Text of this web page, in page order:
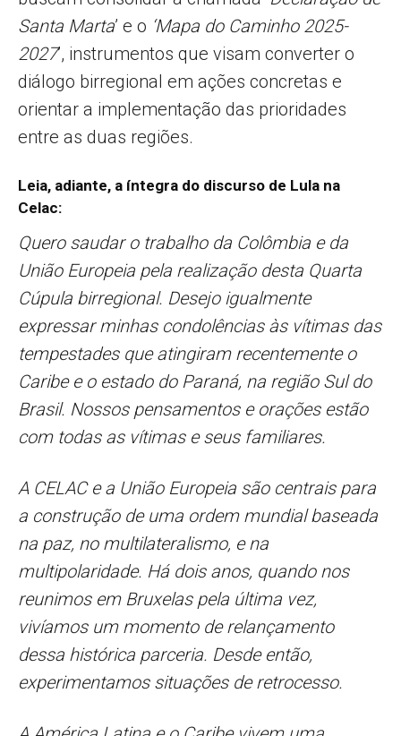
Santa Marta’ e o ‘Mapa do Caminho 2025-
2027’, instrumentos que visam converter o
diálogo birregional em ações concretas e
orientar a implementação das prioridades
entre as duas regiões.
Leia, adiante, a íntegra do discurso de Lula na
Celac:
Quero saudar o trabalho da Colômbia e da
União Europeia pela realização desta Quarta
Cúpula birregional. Desejo igualmente
expressar minhas condolências às vítimas das
tempestades que atingiram recentemente o
Caribe e o estado do Paraná, na região Sul do
Brasil. Nossos pensamentos e orações estão
com todas as vítimas e seus familiares.
A CELAC e a União Europeia são centrais para
a construção de uma ordem mundial baseada
na paz, no multilateralismo, e na
multipolaridade. Há dois anos, quando nos
reunimos em Bruxelas pela última vez,
vivíamos um momento de relançamento
dessa histórica parceria. Desde então,
experimentamos situações de retrocesso.